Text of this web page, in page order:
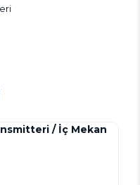
/ İç Mekan